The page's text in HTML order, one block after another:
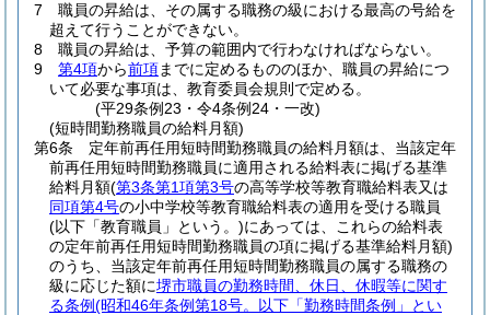
7
職員の昇給は、その属する職務の級における最高の号給を
超えて行うことができない。
8
職員の昇給は、予算の範囲内で行わなければならない。
9
第4項から前項までに定めるもののほか、職員の昇給につ
いて必要な事項は、教育委員会規則で定める。
(平29条例23・令4条例24・一改)
(短時間勤務職員の給料月額)
第6条
定年前再任用短時間勤務職員の給料月額は、当該定年
前再任用短時間勤務職員に適用される給料表に掲げる基準
給料月額(第3条第1項第3号の高等学校等教育職給料表又は
同項第4号の小中学校等教育職給料表の適用を受ける職員
(以下「教育職員」という。)にあっては、これらの給料表
の定年前再任用短時間勤務職員の項に掲げる基準給料月額)
のうち、当該定年前再任用短時間勤務職員の属する職務の
級に応じた額に堺市職員の勤務時間、休日、休暇等に関す
る条例(昭和46年条例第18号。以下「勤務時間条例」とい